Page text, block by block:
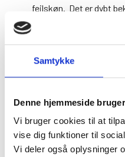
Samtykke
Denne hjemmeside
Vi bruger cookies til at
vise dig funktioner til
Vi deler også oplysninger
fejlskøn. Det er dybt
Dette handler ikke kun
hvorvidt dansk
DTS ser store
men understreger, at